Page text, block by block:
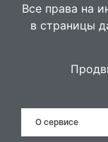
Все права на
в страницы
О сервисе